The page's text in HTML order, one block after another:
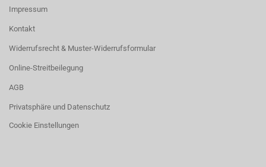
Impressum
Kontakt
Widerrufsrecht & Muster-Widerrufsformular
Online-Streitbeilegung
AGB
Privatsphäre und Datenschutz
Cookie Einstellungen